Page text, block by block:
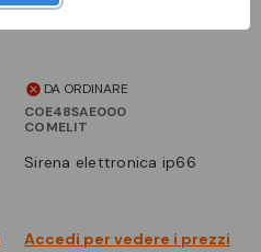
DA ORDINARE
COE48SAE000
COMELIT
sirena elettronica ip66
Accedi per vedere i prezzi